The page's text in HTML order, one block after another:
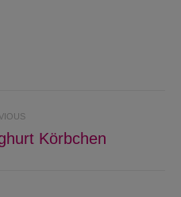
PreviousKörbchen